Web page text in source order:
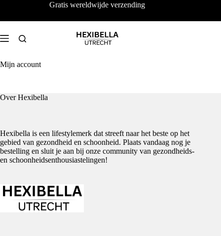
de
Gratis wereldwijde verzending
Mijn account
Over Hexibella
Hexibella is een lifestylemerk dat streeft naar het beste op het
gebied van gezondheid en schoonheid. Plaats vandaag nog je
bestelling en sluit je aan bij onze community van gezondheids-
en schoonheidsenthousiastelingen!